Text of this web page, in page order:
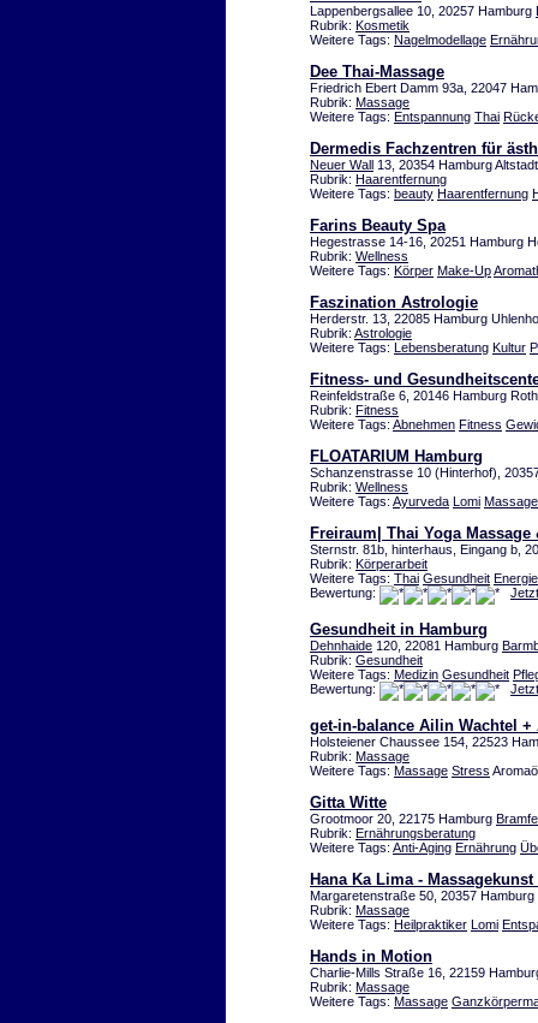
Lappenbergsallee 10, 20257 Hamburg
Rubrik: Kosmetik
Weitere Tags: Nagelmodellage
Dee Thai-Massage
Friedrich Ebert Damm 93a, 22047
Rubrik: Massage
Weitere Tags: Entspannung Thai
Dermedis Fachzentren für
Neuer Wall 13, 20354 Hamburg Altstadt
Rubrik: Haarentfernung
Weitere Tags: beauty Haarentfernung
Farins Beauty Spa
Hegestrasse 14-16, 20251 Hamburg
Rubrik: Wellness
Weitere Tags: Körper Make-Up
Faszination Astrologie
Herderstr. 13, 22085 Hamburg
Rubrik: Astrologie
Weitere Tags: Lebensberatung Kultur
Fitness- und
Reinfeldstraße 6, 20146 Hamburg
Rubrik: Fitness
Weitere Tags: Abnehmen Fitness
FLOATARIUM Hamburg
Schanzenstrasse 10 (Hinterhof),
Rubrik: Wellness
Weitere Tags: Ayurveda Lomi Massage
Freiraum| Thai Yoga
Sternstr. 81b, hinterhaus, Eingang b,
Rubrik: Körperarbeit
Weitere Tags: Thai Gesundheit
Bewertung:
Gesundheit in Hamburg
Dehnhaide 120, 22081 Hamburg
Rubrik: Gesundheit
Weitere Tags: Medizin Gesundheit
Bewertung:
get-in-balance Ailin Wachtel +
Holsteiener Chaussee 154, 22523
Rubrik: Massage
Weitere Tags: Massage Stress
Gitta Witte
Grootmoor 20, 22175 Hamburg
Rubrik: Ernährungsberatung
Weitere Tags: Anti-Aging Ernährung
Hana Ka Lima -
Margaretenstraße 50, 20357 Hamburg
Rubrik: Massage
Weitere Tags: Heilpraktiker Lomi
Hands in Motion
Charlie-Mills Straße 16, 22159
Rubrik: Massage
Weitere Tags: Massage